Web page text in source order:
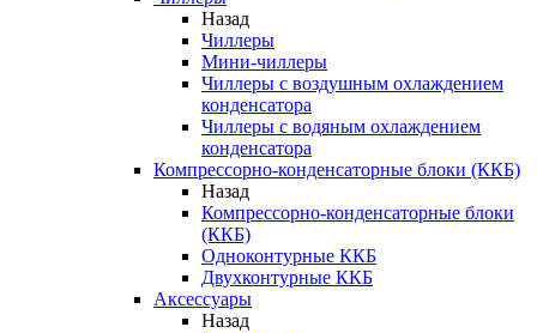
Назад
Чиллеры
Мини-чиллеры
Чиллеры с воздушным охлаждением
конденсатора
Чиллеры с водяным охлаждением
конденсатора
Компрессорно-конденсаторные блоки (ККБ)
Назад
Компрессорно-конденсаторные блоки
(ККБ)
Одноконтурные ККБ
Двухконтурные ККБ
Аксессуары
Назад